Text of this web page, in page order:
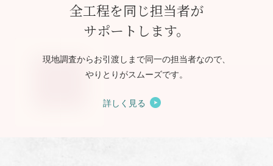
全工程を同じ担当者が
サポートします。
現地調査からお引渡しまで同一の担当者なので、
やりとりがスムーズです。
詳しく見る